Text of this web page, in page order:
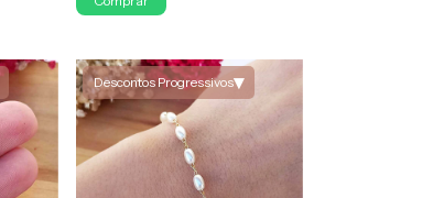
Descontos Progressivos▾